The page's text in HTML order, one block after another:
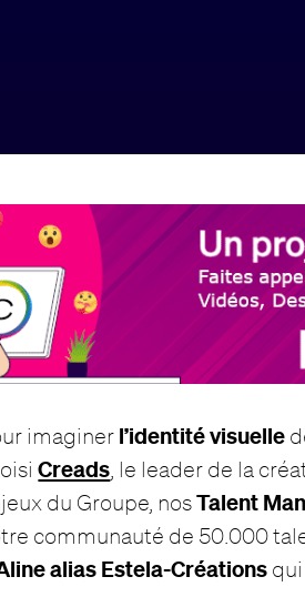
imaginer l’identité visuelle
Creads , le leader de la
du Groupe, nosTalent
communauté de 50.000
alias Estela-Créations